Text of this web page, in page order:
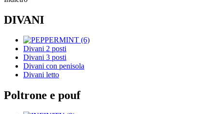
DIVANI
Divani 2 posti
Divani 3 posti
Divani con penisola
Divani letto
Poltrone e pouf